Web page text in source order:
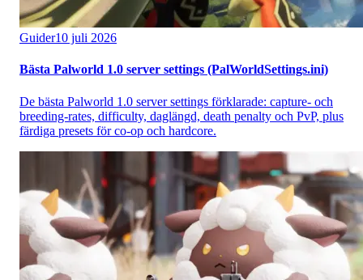
Guider10 juli 2026
Bästa Palworld 1.0 server settings (PalWorldSettings.ini)
De bästa Palworld 1.0 server settings förklarade: capture- och
breeding-rates, difficulty, daglängd, death penalty och PvP, plus
färdiga presets för co-op och hardcore.